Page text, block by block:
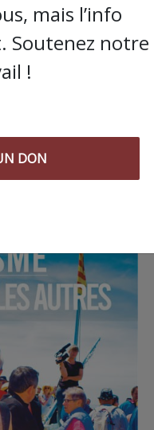
mais l’info
Soutenez notre
!
DON